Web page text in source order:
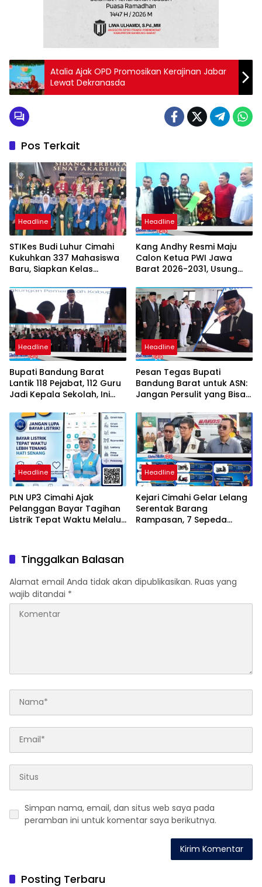
Atalia Ajak OPD Promosikan Kerajinan Jabar
Lewat Dekranasda
Pos Terkait
Headline
STIKes Budi Luhur Cimahi
Kukuhkan 337 Mahasiswa
Baru, Siapkan Kelas
Student Exchange ke
Filipina
Headline
Kang Andhy Resmi Maju
Calon Ketua PWI Jawa
Barat 2026-2031, Usung
Headline
Bupati Bandung Barat
Lantik 118 Pejabat, 112 Guru
Jadi Kepala Sekolah, Ini
Barunya
Headline
Pesan Tegas Bupati
Bandung Barat untuk ASN:
Jangan Persulit yang Bisa
Headline
PLN UP3 Cimahi Ajak
Pelanggan Bayar Tagihan
Listrik Tepat Waktu Melalui
Headline
Kejari Cimahi Gelar Lelang
Serentak Barang
Rampasan, 7 Sepeda
Tinggalkan Balasan
Alamat email Anda tidak akan dipublikasikan. Ruas yang
wajib ditandai *
Simpan nama, email, dan situs web saya pada
peramban ini untuk komentar saya berikutnya.
Posting Terbaru